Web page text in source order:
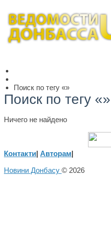
Поиск по тегу «»
Поиск по тегу «»
Ничего не найдено
Контакти| Авторам|
Новини Донбасу © 2026